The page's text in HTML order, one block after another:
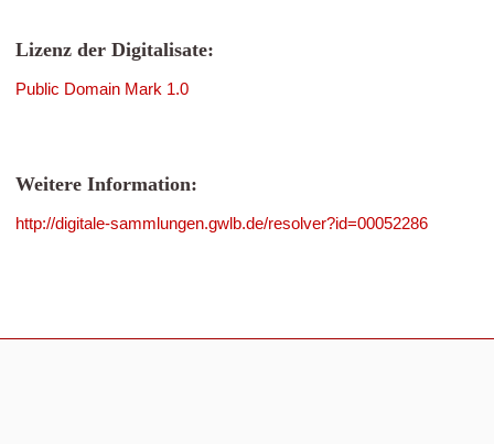
Lizenz der Digitalisate:
Public Domain Mark 1.0
Weitere Information:
http://digitale-sammlungen.gwlb.de/resolver?id=00052286